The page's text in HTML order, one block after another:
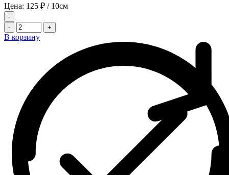
Цена: 125 ₽ / 10см
-
-
+
В корзину